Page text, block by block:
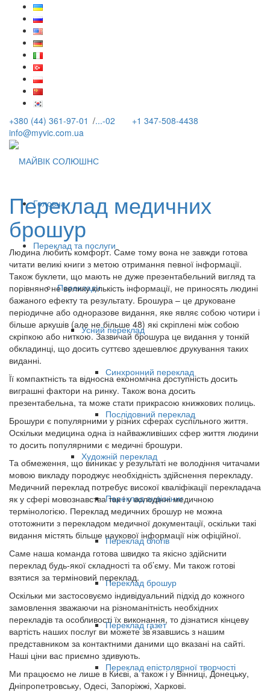
+380 (44) 361-97-01 /...-02
+1 347-508-4438
info@myvic.com.ua
Головна
Переклад та послуги
Переклади
Усний переклад
Синхронний переклад
Послідовний переклад
Художній переклад
Переклад аудіокниг
Переклад блогів
Переклад брошур
Переклад газет
Переклад епістолярної творчості
Переклад медичних
брошур
Людина любить комфорт. Саме тому вона не завжди готова
читати великі книги з метою отримання певної інформації.
Також буклети, що мають не дуже презентабельний вигляд та
порівняно не велику кількість інформації, не приносять людині
бажаного ефекту та результату. Брошура – це друковане
періодичне або одноразове видання, яке являє собою чотири і
більше аркушів (але не більше 48) які скріплені між собою
скріпкою або ниткою. Зазвичай брошура це видання у тонкій
обкладинці, що досить суттєво здешевлює друкування таких
виданні.
Її компактність та відносна економічна доступність досить
виграшні фактори на ринку. Також вона досить
презентабельна, та може стати прикрасою книжкових полиць.
Брошури є популярними у різних сферах суспільного життя.
Оскільки медицина одна із найважливіших сфер життя людини
то досить популярними є медичні брошури.
Та обмеження, що виникає у результаті не володіння читачами
мовою викладу породжує необхідність здійснення перекладу.
Медичний переклад потребує високої кваліфікації перекладача
як у сфері мовознавства так і у володінні медичною
термінологією. Переклад медичних брошур не можна
ототожнити з перекладом медичної документації, оскільки такі
видання містять більше наукової інформації ніж офіційної.
Саме наша команда готова швидко та якісно здійснити
переклад будь-якої складності та об’єму. Ми також готові
взятися за терміновий переклад.
Оскільки ми застосовуємо індивідуальний підхід до кожного
замовлення зважаючи на різноманітність необхідних
перекладів та особливості їх виконання, то дізнатися кінцеву
вартість наших послуг ви можете зв’язавшись з нашим
представником за контактними даними що вказані на сайті.
Наші ціни вас приємно здивують.
Ми працюємо не лише в Києві, а також і у Вінниці, Донецьку,
Дніпропетровську, Одесі, Запоріжжі, Харкові.